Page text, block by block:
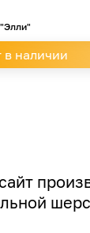
в наличии